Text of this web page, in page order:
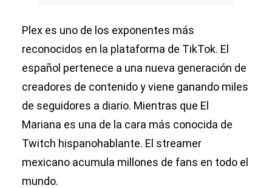
Plex es uno de los exponentes más
reconocidos en la plataforma de TikTok. El
español pertenece a una nueva generación de
creadores de contenido y viene ganando miles
de seguidores a diario. Mientras que El
Mariana es una de la cara más conocida de
Twitch hispanohablante. El streamer
mexicano acumula millones de fans en todo el
mundo.